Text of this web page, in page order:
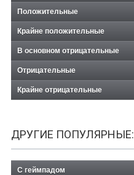
Положительные
Крайне положительные
В основном отрицательные
Отрицательные
Крайне отрицательные
ДРУГИЕ ПОПУЛЯРНЫЕ:
С геймпадом